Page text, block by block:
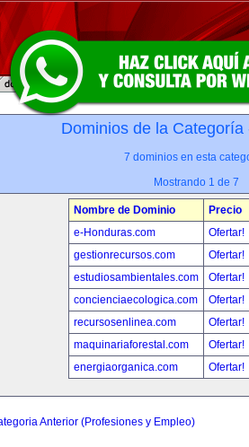
Dominios de la
7 dominios en esta
Mostrando 1 de 7
Nombre de Dominio
Precio
e-Honduras.com
Ofertar!
gestionrecursos.com
Ofertar!
estudiosambientales.com
Ofertar!
concienciaecologica.com
Ofertar!
recursosenlinea.com
Ofertar!
maquinariaforestal.com
Ofertar!
energiaorganica.com
Ofertar!
Anterior (Profesiones y Empleo)